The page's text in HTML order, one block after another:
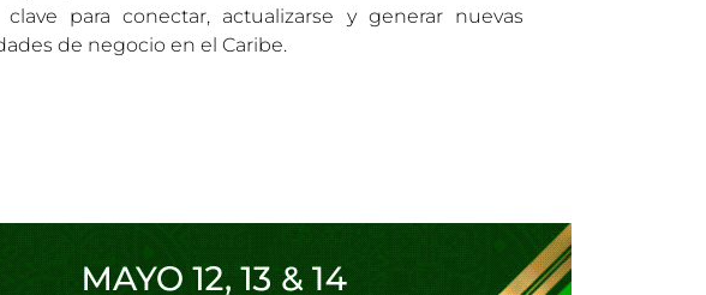
para conectar, actualizarse y generar nuevas
de negocio en el Caribe.